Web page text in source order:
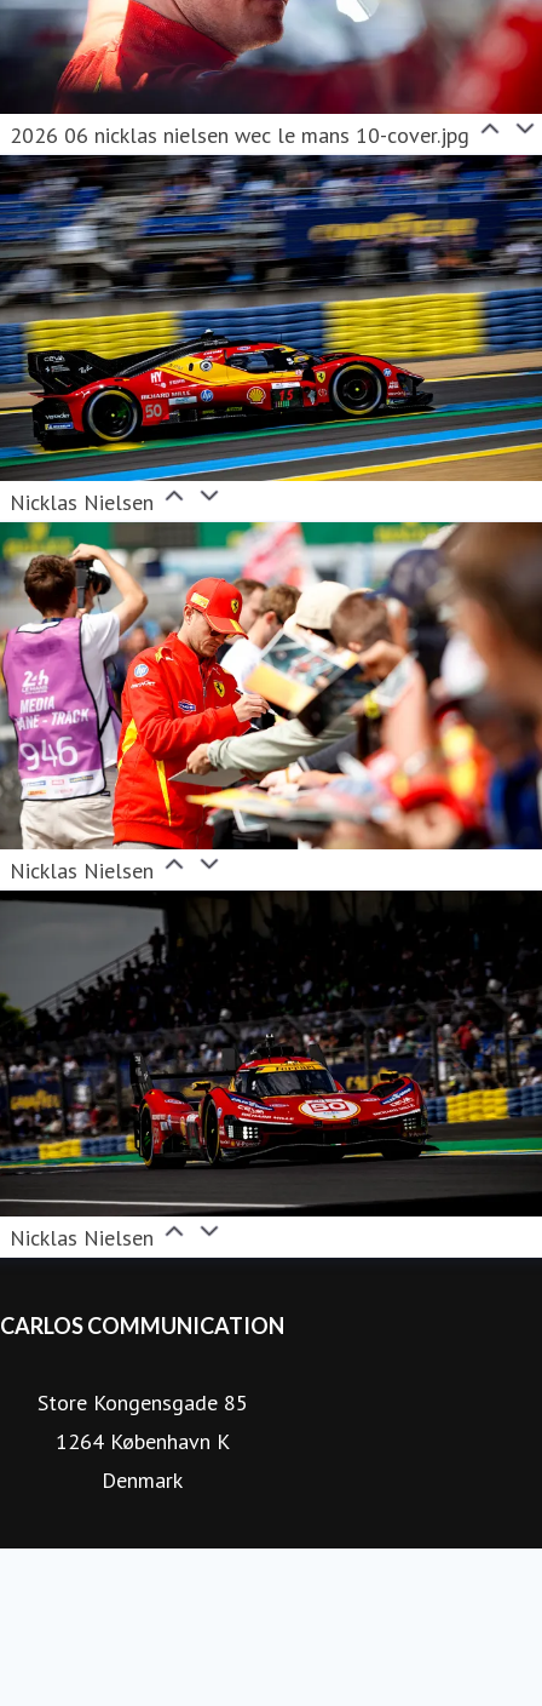
2026 06 nicklas nielsen wec le mans 10-cover.jpg
Nicklas Nielsen
Nicklas Nielsen
Nicklas Nielsen
CARLOS COMMUNICATION
Store Kongensgade 85
1264 København K
Denmark